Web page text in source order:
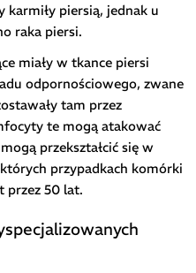
karmiły piersią, jednak u
raka piersi.
miały w tkance piersi
odpornościowego, zwane
tam przez
te mogą atakować
przekształcić się w
przypadkach komórki
przez 50 lat.